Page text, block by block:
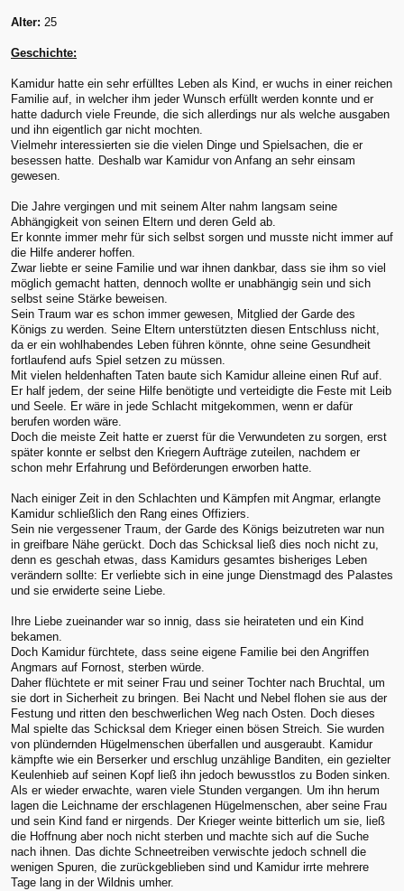
Alter: 25
Geschichte:
Kamidur hatte ein sehr erfülltes Leben als Kind, er wuchs in einer reichen
Familie auf, in welcher ihm jeder Wunsch erfüllt werden konnte und er
hatte dadurch viele Freunde, die sich allerdings nur als welche ausgaben
und ihn eigentlich gar nicht mochten.
Vielmehr interessierten sie die vielen Dinge und Spielsachen, die er
besessen hatte. Deshalb war Kamidur von Anfang an sehr einsam
gewesen.
Die Jahre vergingen und mit seinem Alter nahm langsam seine
Abhängigkeit von seinen Eltern und deren Geld ab.
Er konnte immer mehr für sich selbst sorgen und musste nicht immer auf
die Hilfe anderer hoffen.
Zwar liebte er seine Familie und war ihnen dankbar, dass sie ihm so viel
möglich gemacht hatten, dennoch wollte er unabhängig sein und sich
selbst seine Stärke beweisen.
Sein Traum war es schon immer gewesen, Mitglied der Garde des
Königs zu werden. Seine Eltern unterstützten diesen Entschluss nicht,
da er ein wohlhabendes Leben führen könnte, ohne seine Gesundheit
fortlaufend aufs Spiel setzen zu müssen.
Mit vielen heldenhaften Taten baute sich Kamidur alleine einen Ruf auf.
Er half jedem, der seine Hilfe benötigte und verteidigte die Feste mit Leib
und Seele. Er wäre in jede Schlacht mitgekommen, wenn er dafür
berufen worden wäre.
Doch die meiste Zeit hatte er zuerst für die Verwundeten zu sorgen, erst
später konnte er selbst den Kriegern Aufträge zuteilen, nachdem er
schon mehr Erfahrung und Beförderungen erworben hatte.
Nach einiger Zeit in den Schlachten und Kämpfen mit Angmar, erlangte
Kamidur schließlich den Rang eines Offiziers.
Sein nie vergessener Traum, der Garde des Königs beizutreten war nun
in greifbare Nähe gerückt. Doch das Schicksal ließ dies noch nicht zu,
denn es geschah etwas, dass Kamidurs gesamtes bisheriges Leben
verändern sollte: Er verliebte sich in eine junge Dienstmagd des Palastes
und sie erwiderte seine Liebe.
Ihre Liebe zueinander war so innig, dass sie heirateten und ein Kind
bekamen.
Doch Kamidur fürchtete, dass seine eigene Familie bei den Angriffen
Angmars auf Fornost, sterben würde.
Daher flüchtete er mit seiner Frau und seiner Tochter nach Bruchtal, um
sie dort in Sicherheit zu bringen. Bei Nacht und Nebel flohen sie aus der
Festung und ritten den beschwerlichen Weg nach Osten. Doch dieses
Mal spielte das Schicksal dem Krieger einen bösen Streich. Sie wurden
von plündernden Hügelmenschen überfallen und ausgeraubt. Kamidur
kämpfte wie ein Berserker und erschlug unzählige Banditen, ein gezielter
Keulenhieb auf seinen Kopf ließ ihn jedoch bewusstlos zu Boden sinken.
Als er wieder erwachte, waren viele Stunden vergangen. Um ihn herum
lagen die Leichname der erschlagenen Hügelmenschen, aber seine Frau
und sein Kind fand er nirgends. Der Krieger weinte bitterlich um sie, ließ
die Hoffnung aber noch nicht sterben und machte sich auf die Suche
nach ihnen. Das dichte Schneetreiben verwischte jedoch schnell die
wenigen Spuren, die zurückgeblieben sind und Kamidur irrte mehrere
Tage lang in der Wildnis umher.